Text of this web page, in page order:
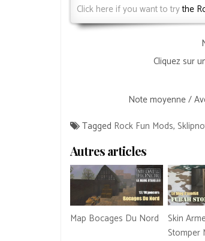
Click here if you want to trythe
Cliquez sur
Note moyenne /
Tagged Rock Fun Mods,
Autres articles
Map Bocages Du Nord
Skin
Stomper